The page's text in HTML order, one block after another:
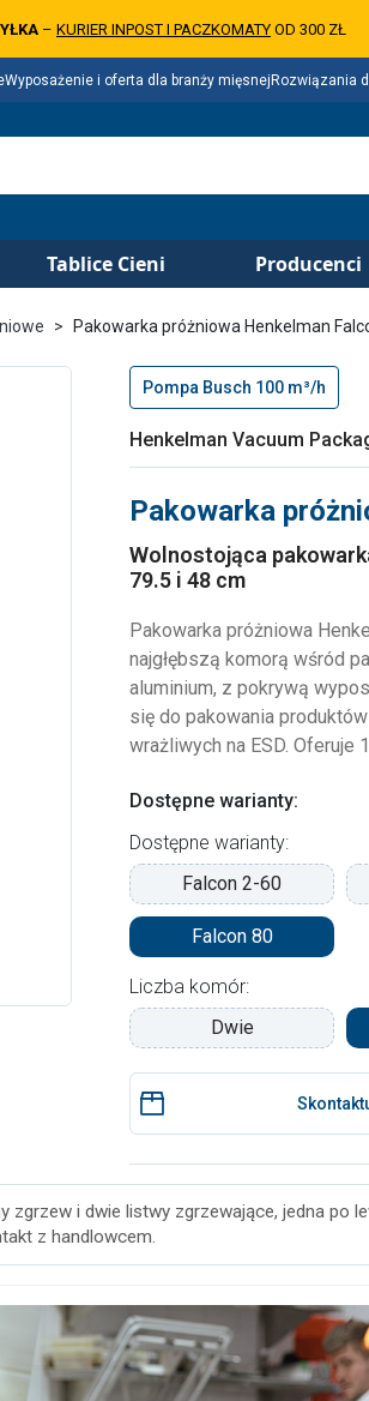
– KURIER INPOST I PACZKOMATY OD 300 ZŁ
Wyposażenie i oferta dla branży mięsnejRozwiązania
Tablice Cieni Producenci
Pakowarka próżniowa Henkelman
Pompa Busch 100 m³/h
Henkelman Vacuum
Pakowarka
Wolnostojąca
79.5 i 48 cm
Pakowarka próżniowa
najgłębszą komorą wśród
aluminium, z pokrywą
się do pakowania
wrażliwych na ESD. Oferuje
Dostępne warianty:
Dostępne warianty:
Falcon 2-60
Falcon 80
Liczba komór:
Dwie
i dwie listwy zgrzewające, jedna po
z handlowcem.